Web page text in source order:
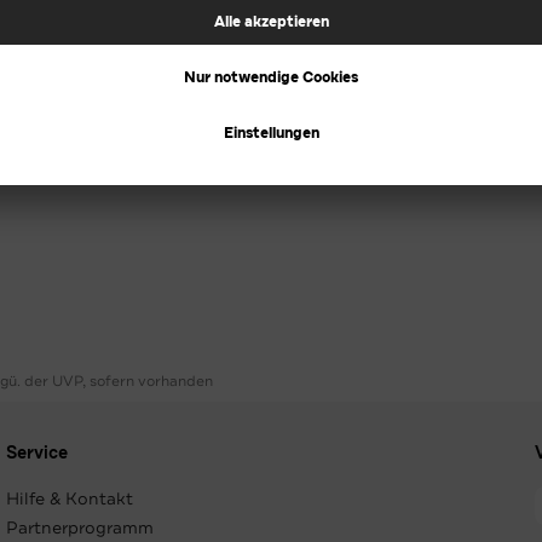
der UVP, sofern vorhanden
Service
Hilfe & Kontakt
Partnerprogramm